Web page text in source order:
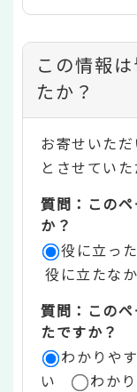
コ
ン
テ
ン
ツ
評
価
リ
ア
この情報
たか？
お寄せいた
とさせていた
質問：この
か？
役に立った
役に立たな
質問：この
たですか？
わかりや
い
わか